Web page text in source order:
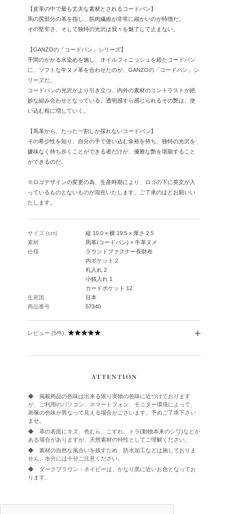
【皮革の中で最も丈夫な素材とされるコードバン】
馬の尻部分の革を指し、筋肉繊維が非常に細かいのが特徴だ。
その堅牢さ、そして独特の光沢は我々を魅了して止まない。
【GANZOの「コードバン」シリーズ】
手間のかかる水染めを施し、オイルフィニッシュを経たコードバン
に、ソフトな牛ヌメ革を合わせたのが、GANZOの「コードバン」シ
リーズだ。
コードバンの光沢がより引き立つ、内外の素材のコントラストが絶
妙な組み合わせとなっている。透明感すら感じられるその艶は、使
い込む程に増していく。
【馬革から、たった一割しか採れないコードバン】
その希少性を知り、自分の手で使い込む余裕を持ち、独特の光沢を
嫌味なく持ち歩くことができる者だけが、優雅な艶を堪能すること
ができるのだ。
※ロゴデザインの変更の為、生産時期により、ロゴの下に英文が入
っているものとないものが混在いたします。ご了承のほどお願いい
たします。
サイズ (cm)
縦 10.0 × 横 19.5 × 厚さ 2.5
素材
馬革(コードバン) × 牛革ヌメ
仕様
ラウンドファスナー長財布
内ポケット 2
札入れ 2
小銭入れ 1
カードポケット 12
生産国
日本
商品番号
57340
レビュー (5件)
◆ 掲載商品の色味は出来る限り実物の色味に近づけております
が、ご利用のパソコン、スマートフォン、モニター環境によって、
画像の色味が異なって見える場合がございます。予めご了承下さい
ませ。
◆ 革の表面にキズ、色むら、こすれ、トラ(動物本来のシワ)などが
ある場合がありますが、天然素材の特性としてご理解ください。
◆ 素材の自然な風合いを残すため、防水加工などは施しておりま
せん。水分には十分ご注意ください。
◆ ダークブラウン・ネイビーは、かなり黒に近いお色となってお
ります。